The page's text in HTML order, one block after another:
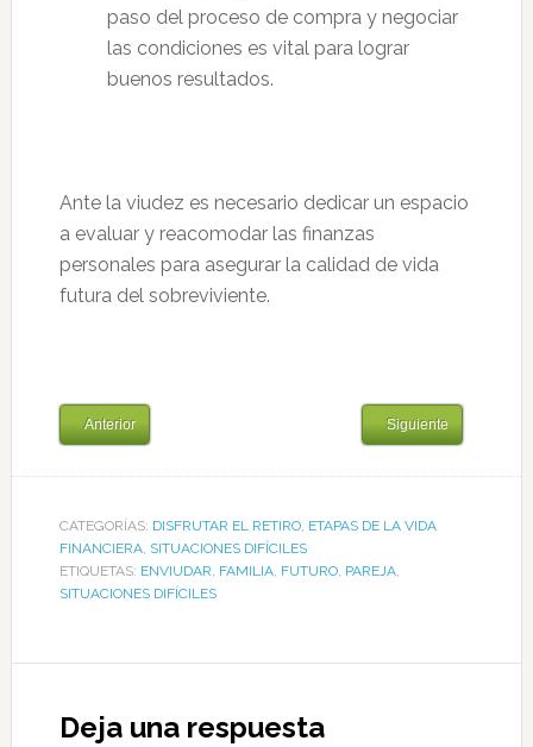
paso del proceso de compra y negociar
las condiciones es vital para lograr
buenos resultados.
Ante la viudez es necesario dedicar un espacio
a evaluar y reacomodar las finanzas
personales para asegurar la calidad de vida
futura del sobreviviente.
Anterior Siguiente
CATEGORÍAS: DISFRUTAR EL RETIRO, ETAPAS DE LA VIDA
FINANCIERA, SITUACIONES DIFÍCILES
ETIQUETAS: ENVIUDAR, FAMILIA, FUTURO, PAREJA,
SITUACIONES DIFÍCILES
Deja una respuesta